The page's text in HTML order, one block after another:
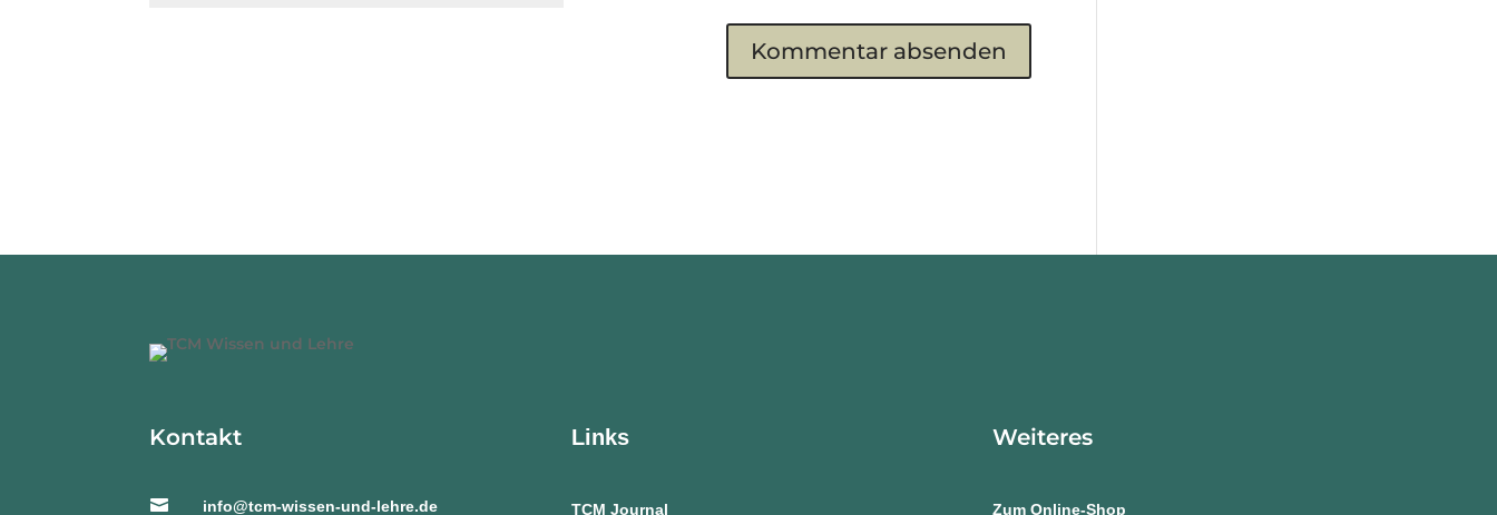
t
:
Kontakt
 info@tcm-wissen-und-lehre.de
Links
TCM Journal
Weiteres
Zum Online-Shop